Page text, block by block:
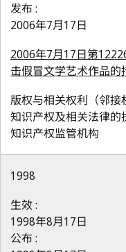
发布 :
2006年7月17日
2006年7月17日第
击假冒文学艺术作品的
版权与相关权利（邻接
知识产权及相关法律的
知识产权监管机构
1998
生效 :
1998年8月17日
公布 :